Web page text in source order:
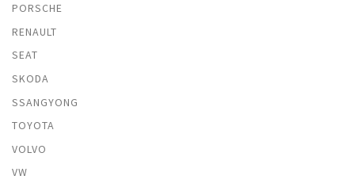
PORSCHE
RENAULT
SEAT
SKODA
SSANGYONG
TOYOTA
VOLVO
VW